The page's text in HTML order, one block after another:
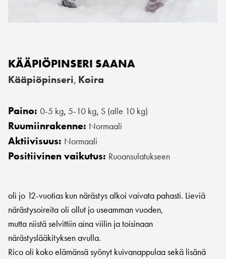
KÄÄPIÖPINSERI SAANA
Kääpiöpinseri, Koira
Paino: 0-5 kg, 5-10 kg, S (alle 10 kg)
Ruumiinrakenne: Normaali
Aktiivisuus: Normaali
Positiivinen vaikutus: Ruoansulatukseen
oli jo 12-vuotias kun närästys alkoi vaivata pahasti. Lieviä
närästysoireita oli ollut jo useamman vuoden,
mutta niistä selvittiin aina viilin ja toisinaan
närästyslääkityksen avulla.
Rico oli koko elämänsä syönyt kuivanappulaa sekä lisänä